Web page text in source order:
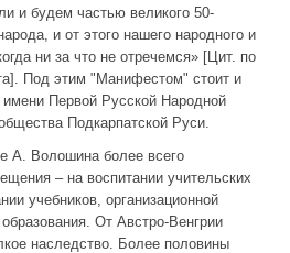
и будем частью великого 50-
и от этого нашего народного и
ни за что не отречемся» [Цит. по
Под этим "Манифестом" стоит и
Первой Русской Народной
Подкарпатской Руси.
А. Волошина более всего
– на воспитании учительских
учебников, организационной
От Австро-Венгрии
наследство. Более половины